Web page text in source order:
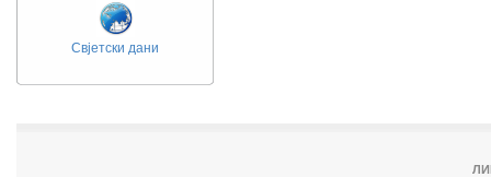
Свјетски дани